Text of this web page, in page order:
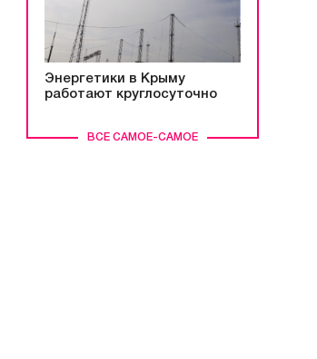
ВСЕ САМОЕ-САМОЕ
Энергетики в Крыму
работают круглосуточно